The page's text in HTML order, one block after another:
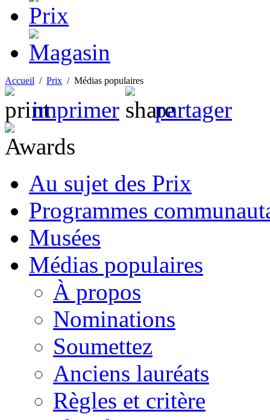
Accueil / Prix / Médias populaires
imprimer partager
Au sujet des Prix
Programmes
Musées
Médias populaires
À propos
Nominations
Soumettez
Anciens lauréats
Règles et critère